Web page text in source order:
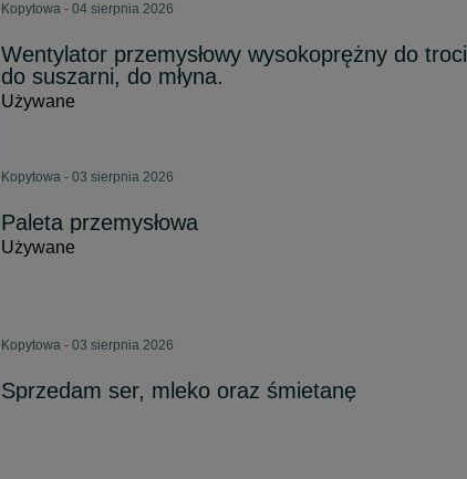
Kopytowa - 04 sierpnia 2026
Wentylator przemysłowy wysokoprężny do
do suszarni, do młyna.
Używane
Kopytowa - 03 sierpnia 2026
Paleta przemysłowa
Używane
Kopytowa - 03 sierpnia 2026
Sprzedam ser, mleko oraz śmietanę